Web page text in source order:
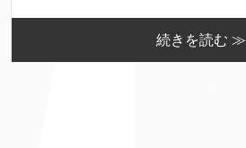
続きを読む ≫